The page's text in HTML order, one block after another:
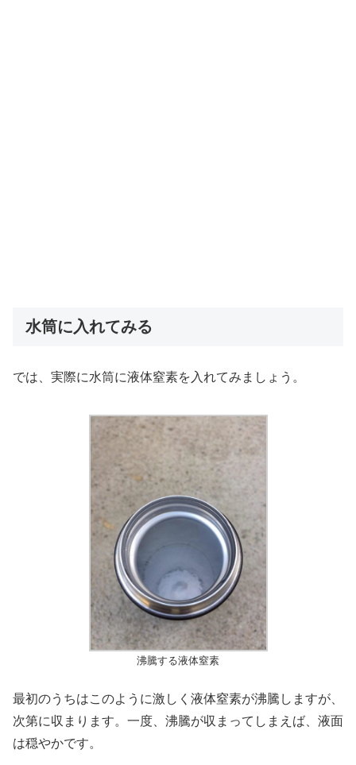
水筒に入れてみる
では、実際に水筒に液体窒素を入れてみましょう。
沸騰する液体窒素
最初のうちはこのように激しく液体窒素が沸騰しますが、
次第に収まります。一度、沸騰が収まってしまえば、液面
は穏やかです。